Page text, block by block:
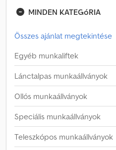
MINDEN KATEGóRIA
Összes ajánlat megtekintése
Egyéb munkaliftek
Lánctalpas munkaállványok
Ollós munkaállványok
Speciális munkaállványok
Teleszkópos munkaállványok